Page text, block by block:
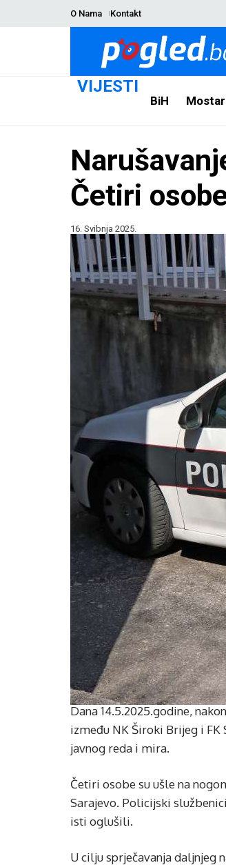
O Nama Kontakt
VIJESTI
BiH Mostar
Četiri
16. Svibnja 2025.
Dana 14.5.2025.godine,
između NK Široki Brijeg i FK
javnog reda i mira.
Četiri osobe su ušle na
Sarajevo. Policijski
isti oglušili.
U cilju sprječavanja daljnjeg